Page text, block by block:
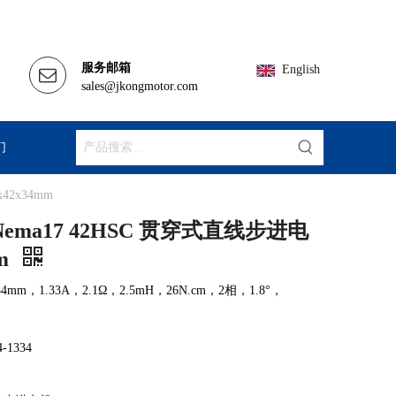
服务邮箱
sales@jkongmotor.com
English
42HSC 贯穿式直线步进电
，1.33A，2.1Ω，2.5mH，26N.cm，2相，1.8°，
1334